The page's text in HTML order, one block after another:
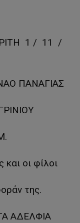
1 / 11 /
ΝΑΟ ΠΑΝΑΓΙΑΣ
και οι φίλοι
της.
ΑΔΕΛΦΙΑ